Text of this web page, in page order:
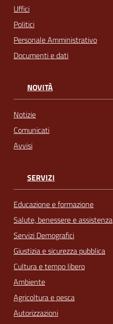
Uffici
Politici
Personale Amministrativo
Documenti e dati
NOVITÀ
Notizie
Comunicati
Avvisi
SERVIZI
Educazione e formazione
Salute, benessere e assistenza
Servizi Demografici
Giustizia e sicurezza pubblica
Cultura e tempo libero
Ambiente
Agricoltura e pesca
Autorizzazioni